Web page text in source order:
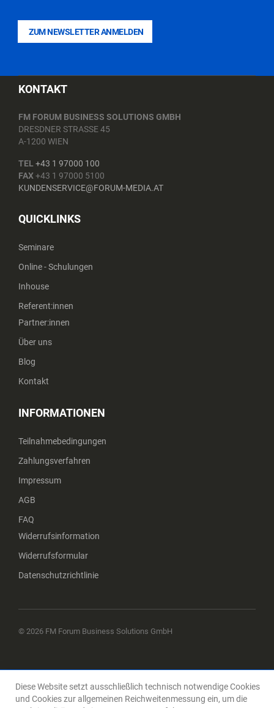
ZUM NEWSLETTER ANMELDEN
KONTAKT
FM FORUM BUSINESS SOLUTIONS GMBH
DRESDNER STRASSE 45
A-1200 WIEN
TEL +43 1 97000 100
FAX+43 1 97000 5100
KUNDENSERVICE@FORUM-MEDIA.AT
QUICKLINKS
Seminare
Online - Schulungen
Inhouse
Referent:innen
Partner:innen
Über uns
Blog
Kontakt
INFORMATIONEN
Teilnahmebedingungen
Zahlungsverfahren
Impressum
AGB
FAQ
Widerrufsinformation
Widerrufsformular
Datenschutzrichtlinie
© 2026 FM Forum Business Solutions GmbH
Diese Website setzt ausschließlich technisch notwendige Cookies
und Cookies zur allgemeinen Reichweitenmessung ein, um die